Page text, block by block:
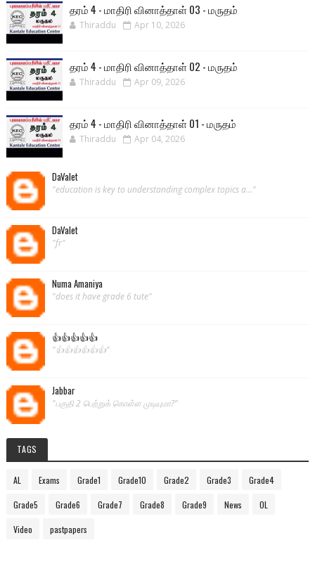
தரம் 4 - மாதிரி வினாத்தாள் 03 - மருதம்
Thiraddu Apr 10, 2026
தரம் 4 - மாதிரி வினாத்தாள் 02 - மருதம்
Thiraddu Apr 09, 2026
தரம் 4 - மாதிரி வினாத்தாள் 01 - மருதம்
Thiraddu Apr 04, 2026
DaValet
"education is key to understanding complex topics a..."
DaValet
"fr"
Numa Amaniya
"does it have grade 6 tute"
👍👍👍👍👍
"👍👍👍👍👍👍"
Jabbar
"பகுதி 2 பெற்றுக் கொள்ள முடியுமா?"
TAGS
AL Exams Grade1 Grade10 Grade2 Grade3 Grade4
Grade5 Grade6 Grade7 Grade8 Grade9 News OL
Video pastpapers